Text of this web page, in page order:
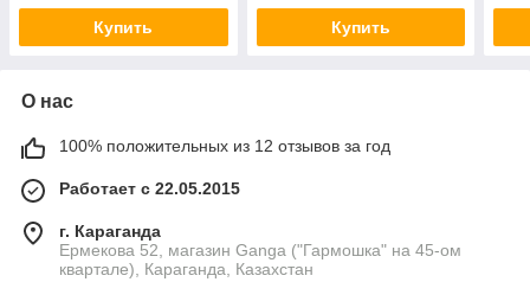
Купить Купить
О нас
100% положительных из 12 отзывов за год
Работает с 22.05.2015
г. Караганда
Ермекова 52, магазин Ganga ("Гармошка" на 45-ом
квартале), Караганда, Казахстан